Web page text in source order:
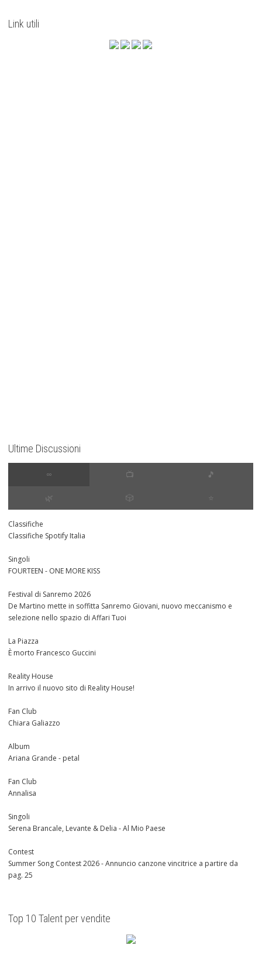
Link utili
Ultime Discussioni
∞ 📺 🎵
🌿 🎲 ⭐️
Classifiche
Classifiche Spotify Italia
Singoli
FOURTEEN - ONE MORE KISS
Festival di Sanremo 2026
De Martino mette in soffitta Sanremo Giovani, nuovo meccanismo e
selezione nello spazio di Affari Tuoi
La Piazza
È morto Francesco Guccini
Reality House
In arrivo il nuovo sito di Reality House!
Fan Club
Chiara Galiazzo
Album
Ariana Grande - petal
Fan Club
Annalisa
Singoli
Serena Brancale, Levante & Delia - Al Mio Paese
Contest
Summer Song Contest 2026 - Annuncio canzone vincitrice a partire da
pag. 25
Top 10 Talent per vendite